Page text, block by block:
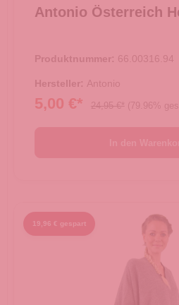
Antonio Österreich
Produktnummer: 66.00316.94
Hersteller: Antonio
5,00 €* 24,95 €* (79.96%
19,96 € gespart